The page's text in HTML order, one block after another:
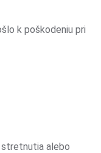
k poškodeniu pri
stretnutia alebo